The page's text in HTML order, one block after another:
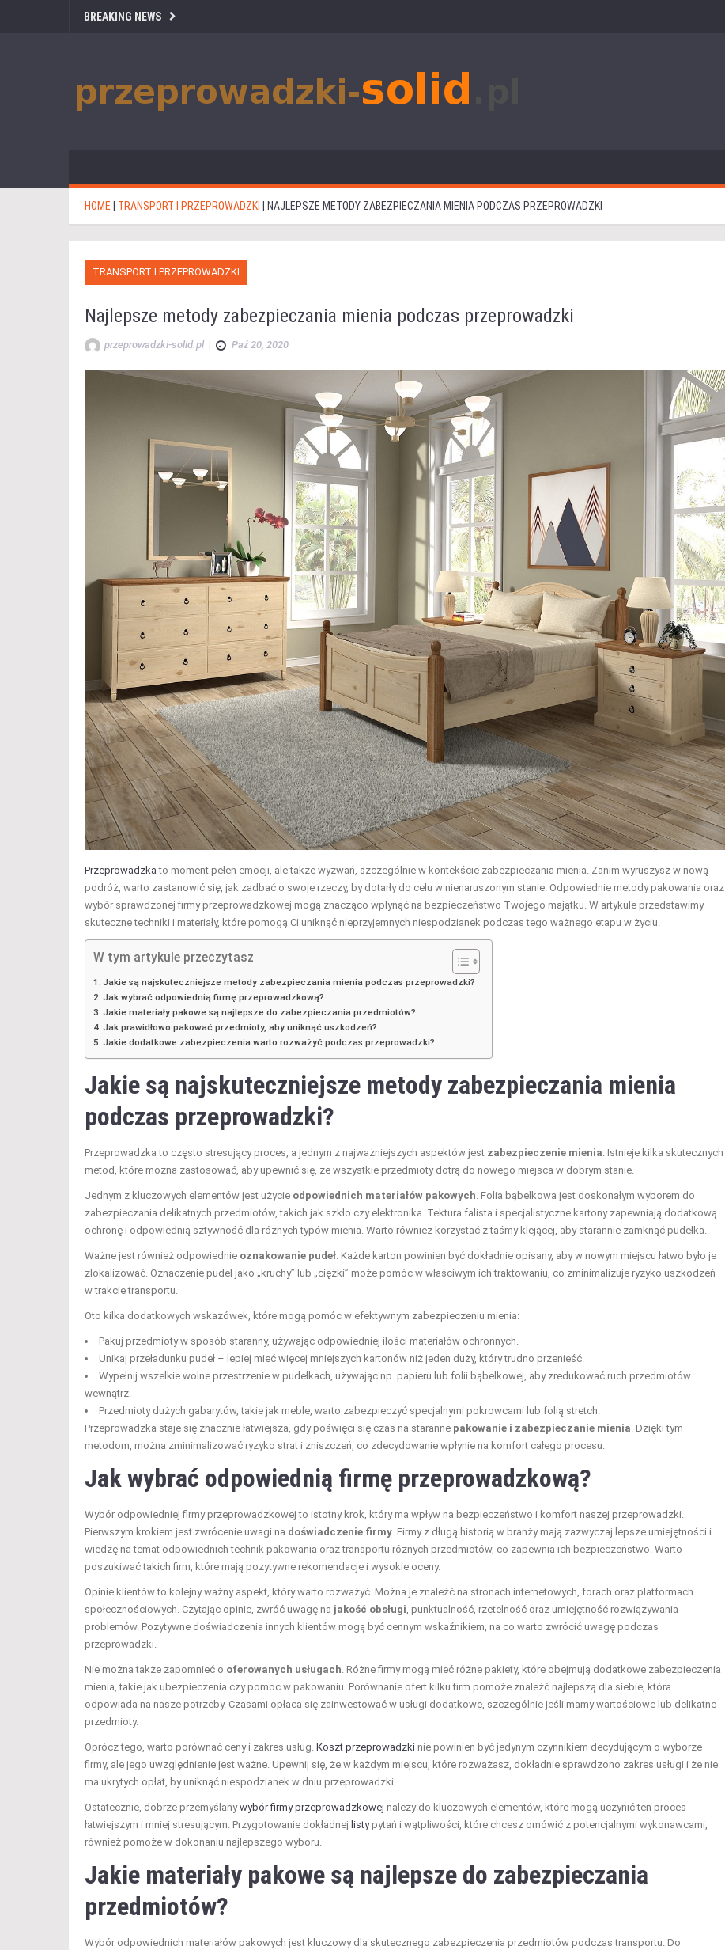
BREAKING NEWS
HOME TRANSPORT I PRZEPROWADZKI NAJLEPSZE METODY ZABEZPIECZANIA MIENIA PODCZAS PRZEPROWADZKI
TRANSPORT I PRZEPROWADZKI
Najlepsze metody zabezpieczania mienia podczas przeprowadzki
przeprowadzki-solid.pl | Paź 20, 2020
Przeprowadzka to moment pełen emocji, ale także wyzwań, szczególnie w kontekście zabezpieczania mienia. Zanim wyruszysz w nową
podróż, warto zastanowić się, jak zadbać o swoje rzeczy, by dotarły do celu w nienaruszonym stanie. Odpowiednie metody pakowania oraz
wybór sprawdzonej firmy przeprowadzkowej mogą znacząco wpłynąć na bezpieczeństwo Twojego majątku. W artykule przedstawimy
skuteczne techniki i materiały, które pomogą Ci uniknąć nieprzyjemnych niespodzianek podczas tego ważnego etapu w życiu.
W tym artykule przeczytasz
Jakie są najskuteczniejsze metody zabezpieczania mienia podczas przeprowadzki?
Jak wybrać odpowiednią firmę przeprowadzkową?
Jakie materiały pakowe są najlepsze do zabezpieczania przedmiotów?
Jak prawidłowo pakować przedmioty, aby uniknąć uszkodzeń?
Jakie dodatkowe zabezpieczenia warto rozważyć podczas przeprowadzki?
Jakie są najskuteczniejsze metody zabezpieczania mienia
podczas przeprowadzki?
Przeprowadzka to często stresujący proces, a jednym z najważniejszych aspektów jest zabezpieczenie mienia. Istnieje kilka skutecznych
metod, które można zastosować, aby upewnić się, że wszystkie przedmioty dotrą do nowego miejsca w dobrym stanie.
Jednym z kluczowych elementów jest użycie odpowiednich materiałów pakowych. Folia bąbelkowa jest doskonałym wyborem do
zabezpieczania delikatnych przedmiotów, takich jak szkło czy elektronika. Tektura falista i specjalistyczne kartony zapewniają dodatkową
ochronę i odpowiednią sztywność dla różnych typów mienia. Warto również korzystać z taśmy klejącej, aby starannie zamknąć pudełka.
Ważne jest również odpowiednie oznakowanie pudeł. Każde karton powinien być dokładnie opisany, aby w nowym miejscu łatwo było je
zlokalizować. Oznaczenie pudeł jako „kruchy” lub „ciężki” może pomóc w właściwym ich traktowaniu, co zminimalizuje ryzyko uszkodzeń
w trakcie transportu.
Oto kilka dodatkowych wskazówek, które mogą pomóc w efektywnym zabezpieczeniu mienia:
Pakuj przedmioty w sposób staranny, używając odpowiedniej ilości materiałów ochronnych.
Unikaj przeładunku pudeł – lepiej mieć więcej mniejszych kartonów niż jeden duży, który trudno przenieść.
Wypełnij wszelkie wolne przestrzenie w pudełkach, używając np. papieru lub folii bąbelkowej, aby zredukować ruch przedmiotów
wewnątrz.
Przedmioty dużych gabarytów, takie jak meble, warto zabezpieczyć specjalnymi pokrowcami lub folią stretch.
Przeprowadzka staje się znacznie łatwiejsza, gdy poświęci się czas na staranne pakowanie i zabezpieczanie mienia. Dzięki tym
metodom, można zminimalizować ryzyko strat i zniszczeń, co zdecydowanie wpłynie na komfort całego procesu.
Jak wybrać odpowiednią firmę przeprowadzkową?
Wybór odpowiedniej firmy przeprowadzkowej to istotny krok, który ma wpływ na bezpieczeństwo i komfort naszej przeprowadzki.
Pierwszym krokiem jest zwrócenie uwagi na doświadczenie firmy. Firmy z długą historią w branży mają zazwyczaj lepsze umiejętności i
wiedzę na temat odpowiednich technik pakowania oraz transportu różnych przedmiotów, co zapewnia ich bezpieczeństwo. Warto
poszukiwać takich firm, które mają pozytywne rekomendacje i wysokie oceny.
Opinie klientów to kolejny ważny aspekt, który warto rozważyć. Można je znaleźć na stronach internetowych, forach oraz platformach
społecznościowych. Czytając opinie, zwróć uwagę na jakość obsługi, punktualność, rzetelność oraz umiejętność rozwiązywania
problemów. Pozytywne doświadczenia innych klientów mogą być cennym wskaźnikiem, na co warto zwrócić uwagę podczas
przeprowadzki.
Nie można także zapomnieć o oferowanych usługach. Różne firmy mogą mieć różne pakiety, które obejmują dodatkowe zabezpieczenia
mienia, takie jak ubezpieczenia czy pomoc w pakowaniu. Porównanie ofert kilku firm pomoże znaleźć najlepszą dla siebie, która
odpowiada na nasze potrzeby. Czasami opłaca się zainwestować w usługi dodatkowe, szczególnie jeśli mamy wartościowe lub delikatne
przedmioty.
Oprócz tego, warto porównać ceny i zakres usług. Koszt przeprowadzki nie powinien być jedynym czynnikiem decydującym o wyborze
firmy, ale jego uwzględnienie jest ważne. Upewnij się, że w każdym miejscu, które rozważasz, dokładnie sprawdzono zakres usługi i że nie
ma ukrytych opłat, by uniknąć niespodzianek w dniu przeprowadzki.
Ostatecznie, dobrze przemyślanywybór firmy przeprowadzkowej należy do kluczowych elementów, które mogą uczynić ten proces
łatwiejszym i mniej stresującym. Przygotowanie dokładnej listypytań i wątpliwości, które chcesz omówić z potencjalnymi wykonawcami,
również pomoże w dokonaniu najlepszego wyboru.
Jakie materiały pakowe są najlepsze do zabezpieczania
przedmiotów?
Wybór odpowiednich materiałów pakowych jest kluczowy dla skutecznego zabezpieczenia przedmiotów podczas transportu. Do